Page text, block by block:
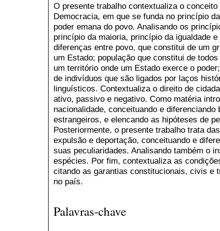
O presente trabalho contextualiza o
Democracia, em que se funda no princípio
poder emana do povo. Analisando os
princípio da maioria, princípio da igualdade
diferenças entre povo, que constitui de um
um Estado; população que constitui de
um território onde um Estado exerce o
de indivíduos que são ligados por laços
linguísticos. Contextualiza o direito de
ativo, passivo e negativo. Como matéria
nacionalidade, conceituando e
estrangeiros, e elencando as hipóteses de
Posteriormente, o presente trabalho trata
expulsão e deportação, conceituando e
suas peculiaridades. Analisando também o
espécies. Por fim, contextualiza as
citando as garantias constitucionais, civis e
no país.
Palavras-chave